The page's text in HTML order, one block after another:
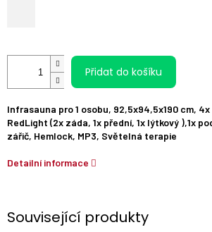
Přidat do košíku
Infrasauna pro 1 osobu, 92,5x94,5x190 cm,
RedLight (2x záda, 1x přední, 1x lýtkový ),1x
zářič, Hemlock, MP3, Světelná terapie
Detailní informace
Související produkty